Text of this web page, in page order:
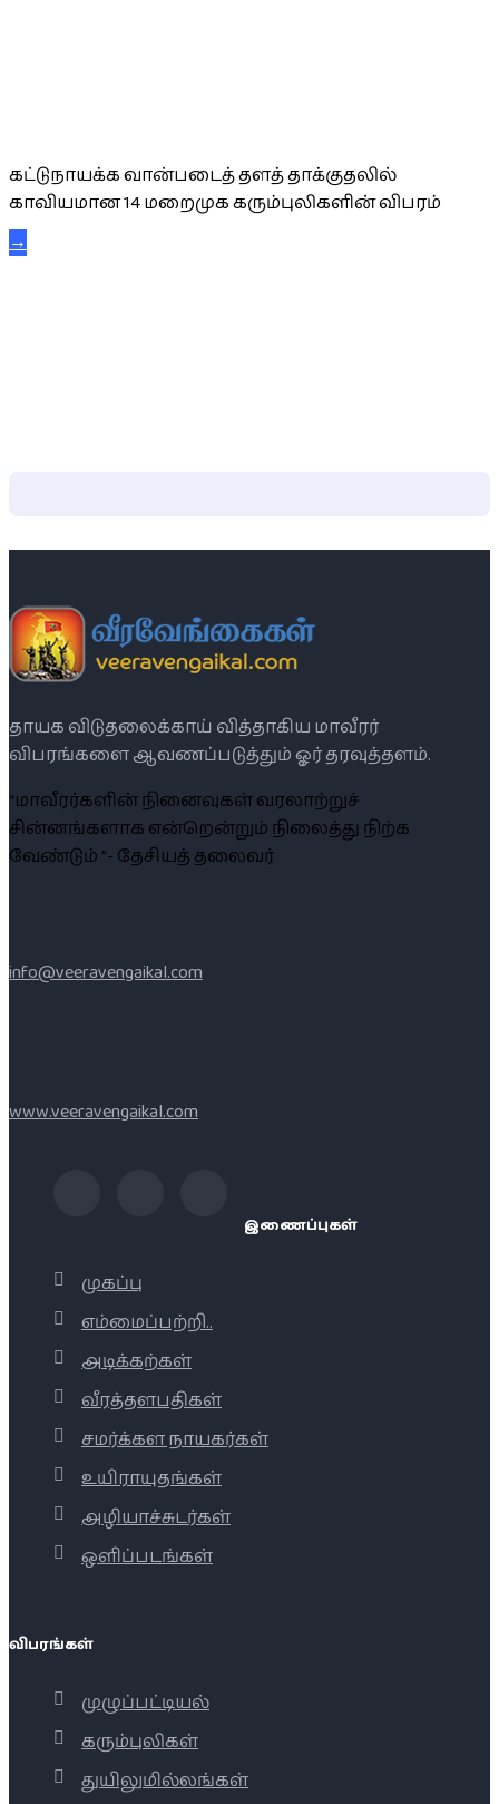
கட்டுநாயக்க வான்படைத் தளத் தாக்குதலில்
காவியமான 14 மறைமுக கரும்புலிகளின் விபரம்
→
தாயக விடுதலைக்காய் வித்தாகிய மாவீரர்
விபரங்களை ஆவணப்படுத்தும் ஓர் தரவுத்தளம்.
“மாவீரர்களின் நினைவுகள் வரலாற்றுச்
சின்னங்களாக என்றென்றும் நிலைத்து நிற்க
வேண்டும் ”- தேசியத் தலைவர்
info@veeravengaikal.com
www.veeravengaikal.com
இணைப்புகள்
முகப்பு
எம்மைப்பற்றி..
அடிக்கற்கள்
வீரத்தளபதிகள்
சமர்க்கள நாயகர்கள்
உயிராயுதங்கள்
அழியாச்சுடர்கள்
ஒளிப்படங்கள்
விபரங்கள்
முழுப்பட்டியல்
கரும்புலிகள்
துயிலுமில்லங்கள்